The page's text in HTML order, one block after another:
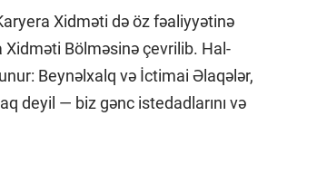
Xidməti də öz fəaliyyətinə
Xidməti Bölməsinə çevrilib. Hal-
Beynəlxalq və İctimai Əlaqələr,
deyil — biz gənc istedadlarını və